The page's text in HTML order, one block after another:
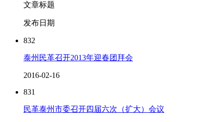
文章标题
发布日期
832
泰州民革召开2013年迎春团拜会
2016-02-16
831
民革泰州市委召开四届六次（扩大）会议